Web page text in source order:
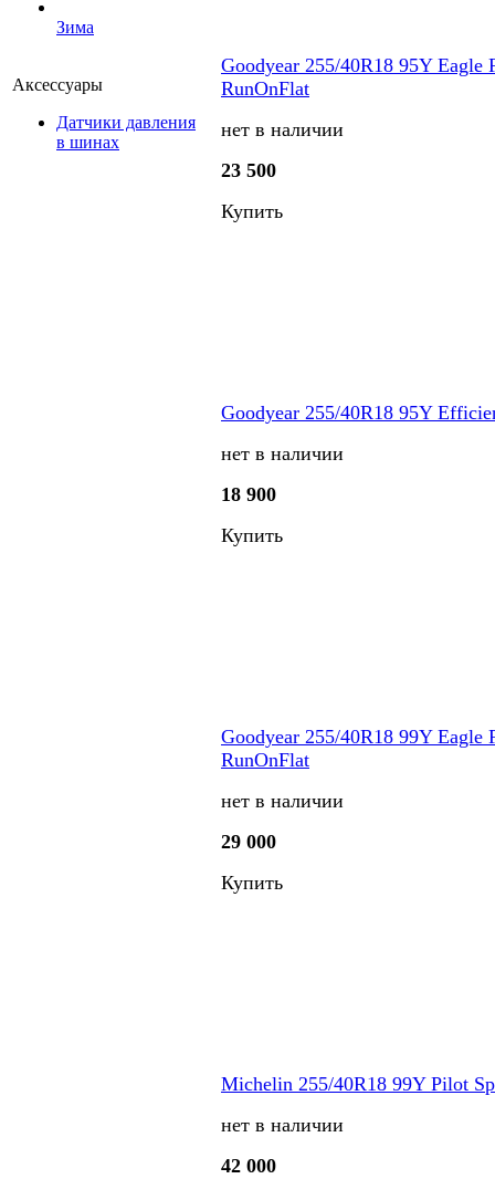
Зима
Аксессуары
Датчики давления
в шинах
Goodyear 255/40R18 95Y Eagle
RunOnFlat
нет в наличии
23 500
Купить
Goodyear 255/40R18 95Y
нет в наличии
18 900
Купить
Goodyear 255/40R18 99Y Eagle
RunOnFlat
нет в наличии
29 000
Купить
Michelin 255/40R18 99Y Pilot
нет в наличии
42 000